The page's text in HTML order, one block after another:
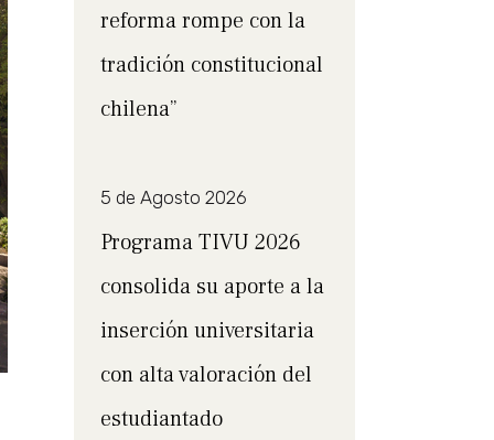
reforma rompe con la
tradición constitucional
chilena”
5 de Agosto 2026
Programa TIVU 2026
consolida su aporte a la
inserción universitaria
con alta valoración del
estudiantado